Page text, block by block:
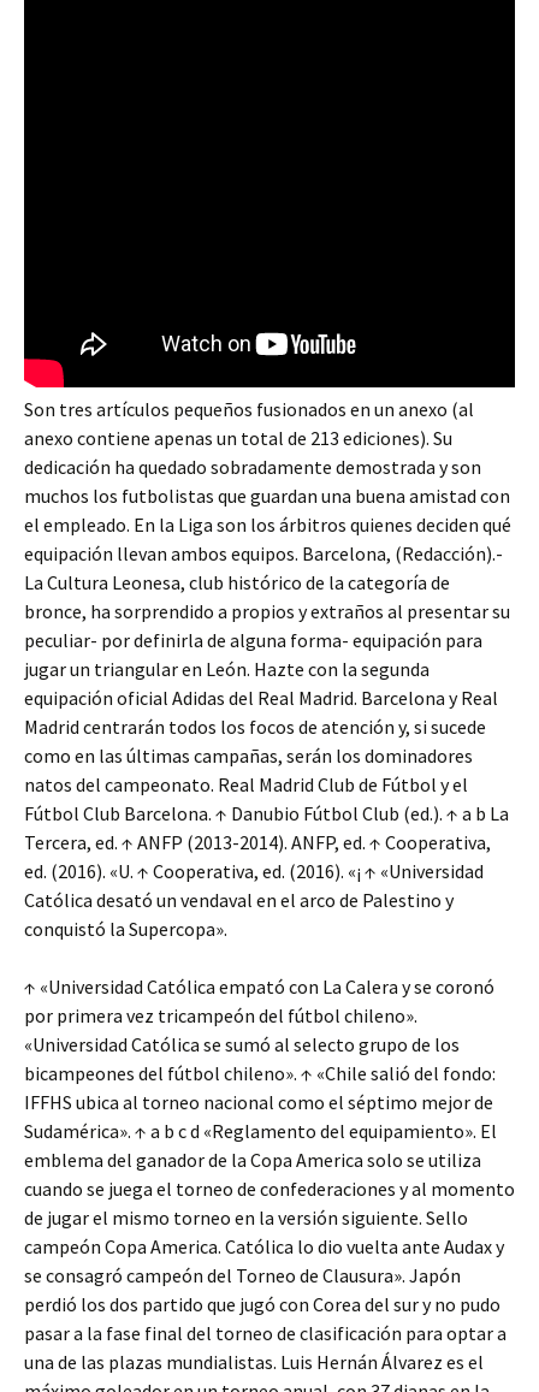
Son tres artículos pequeños fusionados en un anexo (al
anexo contiene apenas un total de 213 ediciones). Su
dedicación ha quedado sobradamente demostrada y son
muchos los futbolistas que guardan una buena amistad con
el empleado. En la Liga son los árbitros quienes deciden qué
equipación llevan ambos equipos. Barcelona, (Redacción).-
La Cultura Leonesa, club histórico de la categoría de
bronce, ha sorprendido a propios y extraños al presentar su
peculiar- por definirla de alguna forma- equipación para
jugar un triangular en León. Hazte con la segunda
equipación oficial Adidas del Real Madrid. Barcelona y Real
Madrid centrarán todos los focos de atención y, si sucede
como en las últimas campañas, serán los dominadores
natos del campeonato. Real Madrid Club de Fútbol y el
Fútbol Club Barcelona. ↑ Danubio Fútbol Club (ed.). ↑ a b La
Tercera, ed. ↑ ANFP (2013-2014). ANFP, ed. ↑ Cooperativa,
ed. (2016). «U. ↑ Cooperativa, ed. (2016). «¡ ↑ «Universidad
Católica desató un vendaval en el arco de Palestino y
conquistó la Supercopa».
↑ «Universidad Católica empató con La Calera y se coronó
por primera vez tricampeón del fútbol chileno».
«Universidad Católica se sumó al selecto grupo de los
bicampeones del fútbol chileno». ↑ «Chile salió del fondo:
IFFHS ubica al torneo nacional como el séptimo mejor de
Sudamérica». ↑ a b c d «Reglamento del equipamiento». El
emblema del ganador de la Copa America solo se utiliza
cuando se juega el torneo de confederaciones y al momento
de jugar el mismo torneo en la versión siguiente. Sello
campeón Copa America. Católica lo dio vuelta ante Audax y
se consagró campeón del Torneo de Clausura». Japón
perdió los dos partido que jugó con Corea del sur y no pudo
pasar a la fase final del torneo de clasificación para optar a
una de las plazas mundialistas. Luis Hernán Álvarez es el